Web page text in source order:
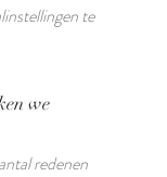
te
we
redenen